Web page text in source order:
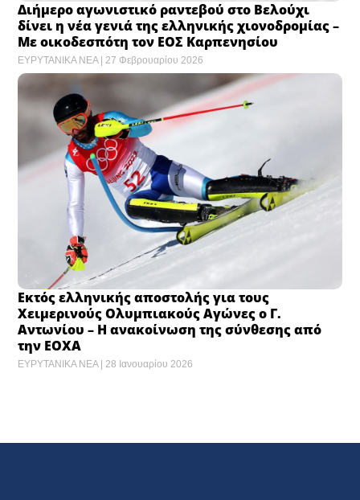
Διήμερο αγωνιστικό ραντεβού στο Βελούχι
δίνει η νέα γενιά της ελληνικής χιονοδρομίας –
Με οικοδεσπότη τον ΕΟΣ Καρπενησίου
ΕΥΡΥΤΑΝΙΚΑ ΝΕΑ 27 Φεβρουαρίου 2026
Εκτός ελληνικής αποστολής για τους
Χειμερινούς Ολυμπιακούς Αγώνες ο Γ.
Αντωνίου – Η ανακοίνωση της σύνθεσης από
την ΕΟΧΑ
ΕΥΡΥΤΑΝΙΚΑ ΝΕΑ 28 Ιανουαρίου 2026